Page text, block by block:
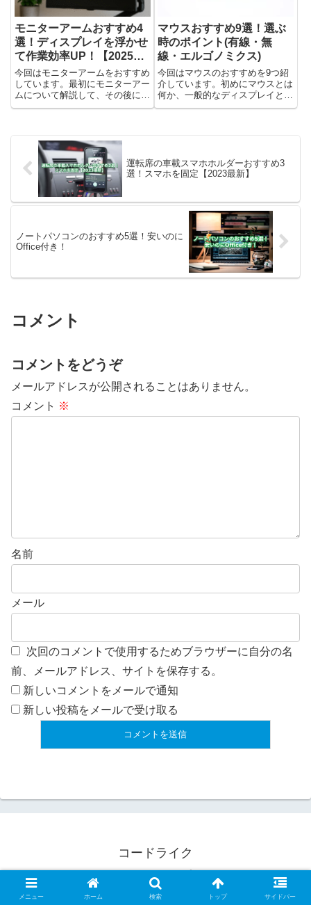
モニターアームおすすめ4
選！ディスプレイを浮かせ
て作業効率UP！【2025最
新】
今回はモニターアームをおすすめ
しています。最初にモニターアー
ムについて解説して、その後に筆
者が持っているものを含めてレビ
ーアームは、ディスプレイをデス
クに直接置く代わりに、空中に
浮...
マウスおすすめ9選！選ぶ
時のポイント(有線・無
線・エルゴノミクス)
今回はマウスのおすすめを9つ紹
介しています。初めにマウスとは
何か、一般的なディスプレイとは
違うのかを書いています。そのあ
し...
運転席の車載スマホホルダーおすすめ3
選！スマホを固定【2023最新】
ノートパソコンのおすすめ5選！安いのに
Office付き！
コメント
コメントをどうぞ
メールアドレスが公開されることはありません。
コメント ※
名前
メール
次回のコメントで使用するためブラウザーに自分の名
前、メールアドレス、サイトを保存する。
新しいコメントをメールで通知
新しい投稿をメールで受け取る
コードライク
CodeLikeについて
プライバシーポリシー
免責事項
お問い合わせ
メニュー ホーム 検索 トップ サイドバー